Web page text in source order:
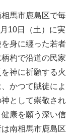
馬市鹿島区で毎
10日（土）に実
身に纏った若者
杓で沿道の民家
神に祈願する火
かつて賊徒によ
として崇敬され
康を願う深い信
南相馬市鹿島区